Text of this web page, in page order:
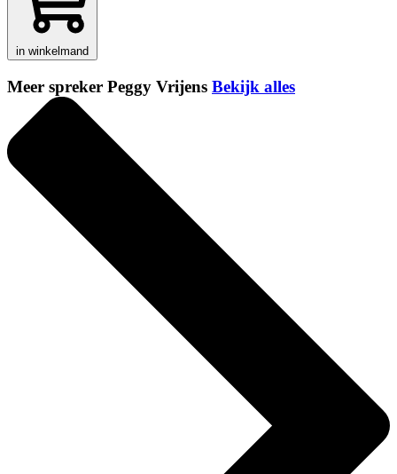
in winkelmand
Meer spreker Peggy Vrijens Bekijk alles